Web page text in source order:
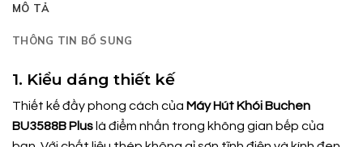
MÔ TẢ
THÔNG TIN BỔ SUNG
1. Kiểu dáng thiết kế
Thiết kếđầyphong cách của Máy Hút Khói Buchen
BU3588B Plus là điểm nhấn trong không gian bếp của